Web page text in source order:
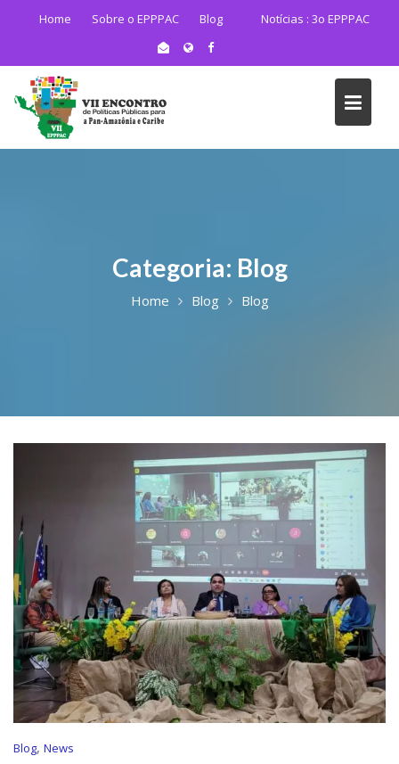
Home Sobre o EPPPAC Blog Notícias : 3o EPPPAC
Categoria: Blog
Home Blog Blog
Blog, News